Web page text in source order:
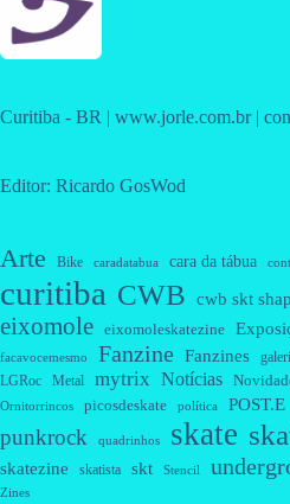
Curitiba - BR | www.jorle.com.br |
Editor: Ricardo GosWod
Arte Bike caradatabua cara da tábua
curitiba CWB cwb skt
eixomole eixomoleskatezine
facavocemesmo Fanzine Fanzines
LGRoc Metal mytrix Notícias
Ornitorrincos picosdeskate política POST.E
punkrock quadrinhos skate
skatezine skatista skt Stencil
Zines